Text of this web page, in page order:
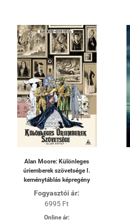
Alan Moore: Különleges
úriemberek szövetsége I.
keménytáblás képregény
Fogyasztói ár:
6995 Ft
Online ár: